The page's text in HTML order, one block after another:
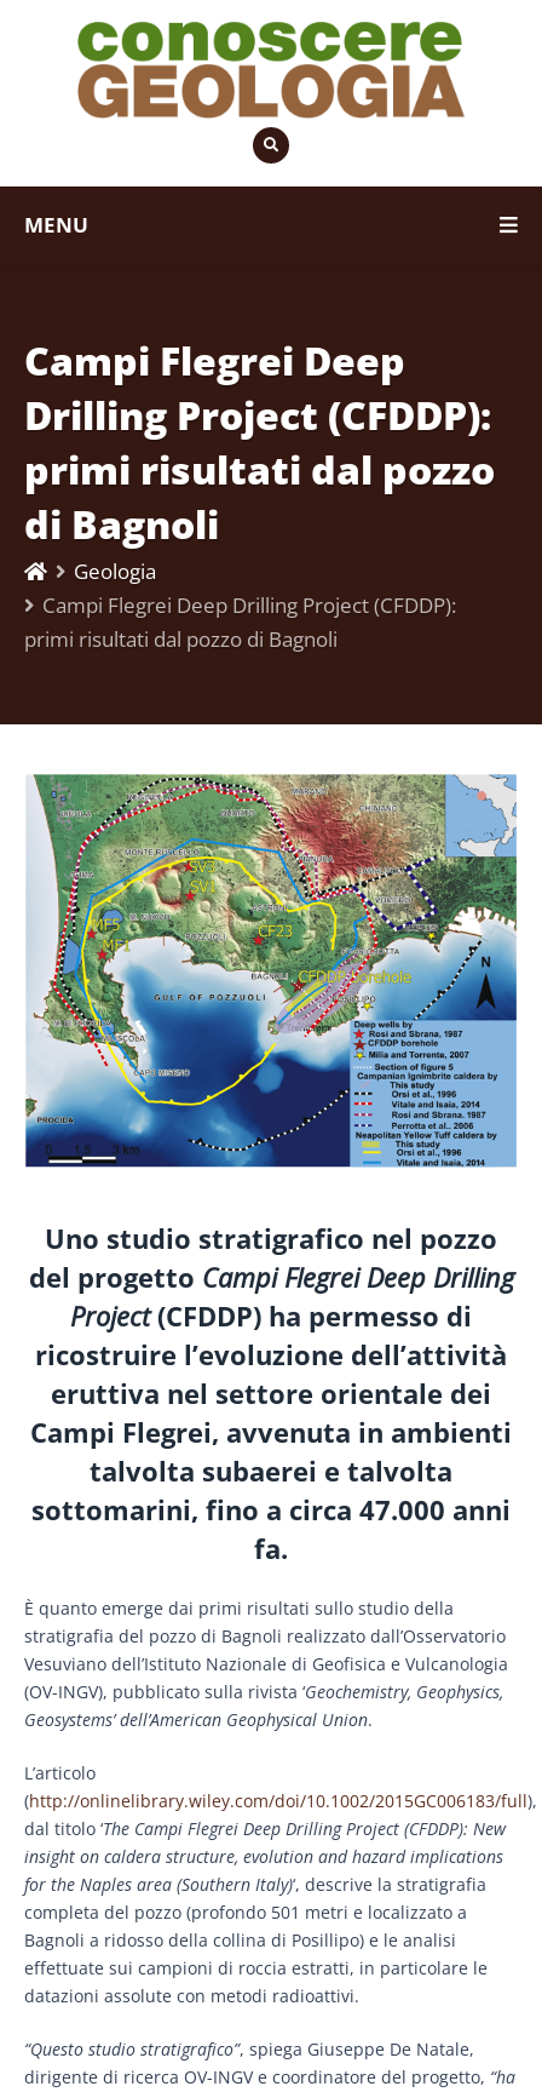
MENU
Campi Flegrei Deep
Drilling Project (CFDDP):
primi risultati dal pozzo
di Bagnoli
Geologia
Campi Flegrei Deep Drilling Project (CFDDP):
primi risultati dal pozzo di Bagnoli
Uno studio stratigrafico nel pozzo
del progetto Campi Flegrei Deep Drilling
Project(CFDDP) ha permesso di
ricostruire l’evoluzione dell’attività
eruttiva nel settore orientale dei
Campi Flegrei, avvenuta in ambienti
talvolta subaerei e talvolta
sottomarini, fino a circa 47.000 anni
fa.
È quanto emerge dai primi risultati sullo studio della
stratigrafia del pozzo di Bagnoli realizzato dall’Osservatorio
Vesuviano dell’Istituto Nazionale di Geofisica e Vulcanologia
(OV-INGV), pubblicato sulla rivista ‘Geochemistry, Geophysics,
Geosystems’ dell’American Geophysical Union.
L’articolo
(http://onlinelibrary.wiley.com/doi/10.1002/2015GC006183/full),
dal titolo ‘The Campi Flegrei Deep Drilling Project (CFDDP): New
insight on caldera structure, evolution and hazard implications
for the Naples area (Southern Italy)‘, descrive la stratigrafia
completa del pozzo (profondo 501 metri e localizzato a
Bagnoli a ridosso della collina di Posillipo) e le analisi
effettuate sui campioni di roccia estratti, in particolare le
datazioni assolute con metodi radioattivi.
“Questo studio stratigrafico”, spiega Giuseppe De Natale,
dirigente di ricerca OV-INGV e coordinatore del progetto, “ha